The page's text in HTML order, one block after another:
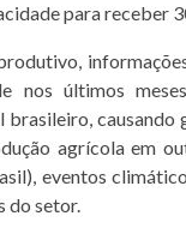
para receber
nos últimos
causando
agrícola em
eventos
do setor.